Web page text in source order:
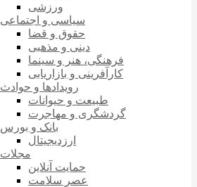
ورزشی
سیاسی و اجتماعی
حقوق و قضا
دینی و مذهبی
فرهنگی، هنر و سینما
کارآفرینی و بازاریابی
رویدادها و حوادث
طبیعت و حیوانات
گردشگری و مهاجرت
بانک و بورس
ارزدیجیتال
مجلات
حمایت آنلاین
عصر سلامت